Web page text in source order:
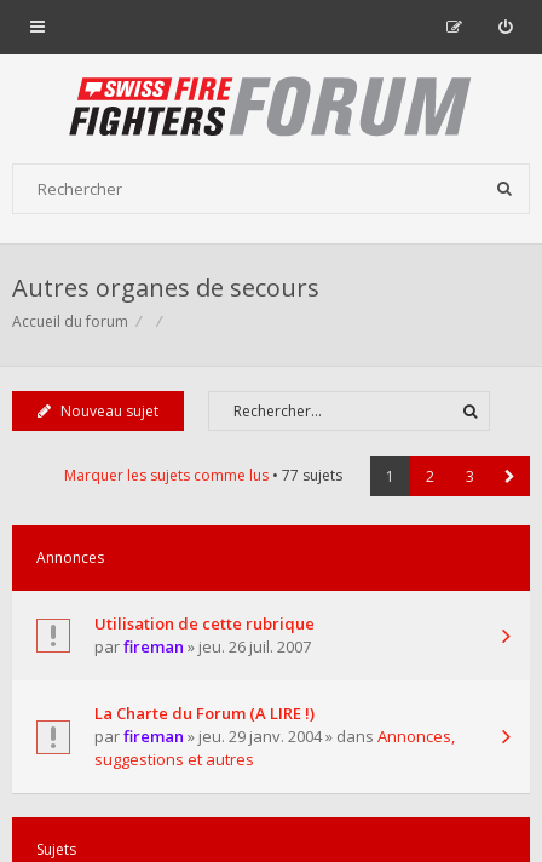
Autres organes de secours
Accueil du forum
Nouveau sujet
Marquer les sujets comme lus • 77 sujets 1 2 3
Annonces
Utilisation de cette rubrique
parfireman » jeu. 26 juil. 2007
La Charte du Forum (A LIRE !)
parfireman » jeu. 29 janv. 2004 » dans Annonces,
suggestions et autres
Sujets